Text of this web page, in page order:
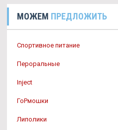
МОЖЕМ ПРЕДЛОЖИТЬ
Спортивное питание
Пероральные
Inject
ГоРмошки
Липолики